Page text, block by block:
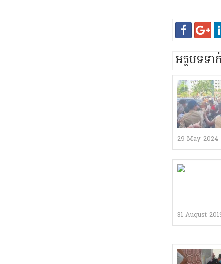
អត្ថបទទ
29-May-2024
31-August-